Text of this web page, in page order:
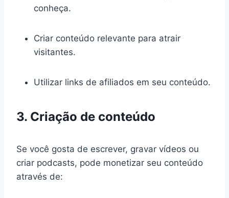
conheça.
Criar conteúdo relevante para atrair
visitantes.
Utilizar links de afiliados em seu conteúdo.
3. Criação de conteúdo
Se você gosta de escrever, gravar vídeos ou
criar podcasts, pode monetizar seu conteúdo
através de: